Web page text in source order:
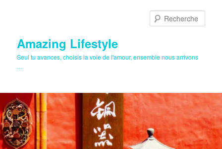
Amazing Lifestyle
Seul tu avances, choisis la voie de l'amour, ensemble nous arrivons
…